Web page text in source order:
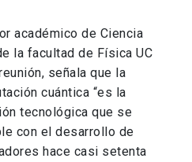
académico de Ciencia
la facultad de Física UC
señala que la
cuántica “es la
tecnológica que se
con el desarrollo de
hace casi setenta